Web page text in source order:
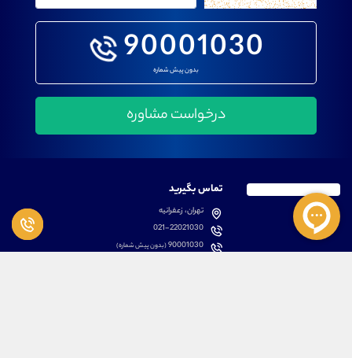
90001030
بدون پیش شماره
تماس بگیرید
تهران، زعفرانیه
021-22021030
90001030(بدون پیش شماره)